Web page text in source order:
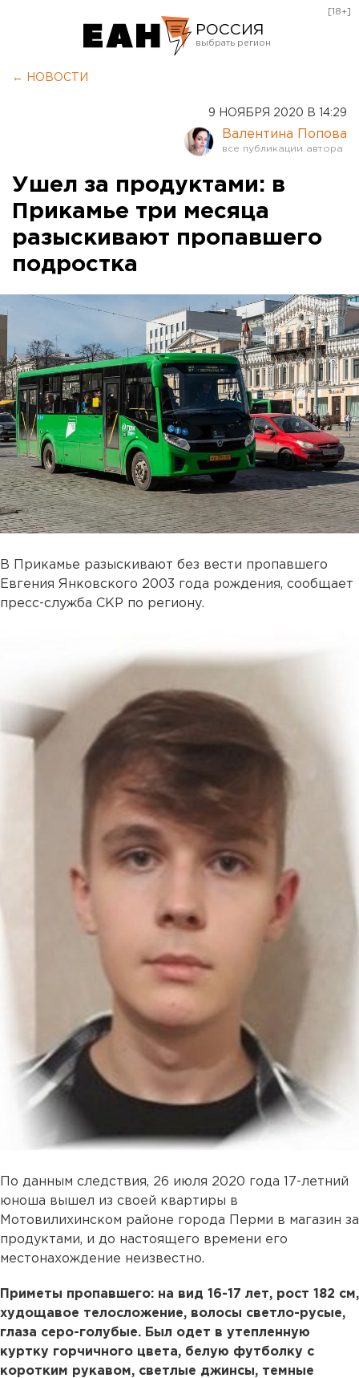
РОССИЯ
Курган
Оренбург
[18+]
← НОВОСТИ
9 НОЯБРЯ 2020 В 14:29
Валентина Попова
Ушел за продуктами: в
Прикамье три месяца
разыскивают пропавшего
подростка
В Прикамье разыскивают без вести пропавшего
Евгения Янковского 2003 года рождения, сообщает
пресс-служба СКР по региону.
По данным следствия, 26 июля 2020 года 17-летний
юноша вышел из своей квартиры в
Мотовилихинском районе города Перми в магазин за
продуктами, и до настоящего времени его
местонахождение неизвестно.
Приметы пропавшего: на вид 16-17 лет, рост 182 см,
худощавое телосложение, волосы светло-русые,
глаза серо-голубые. Был одет в утепленную
куртку горчичного цвета, белую футболку с
коротким рукавом, светлые джинсы, темные